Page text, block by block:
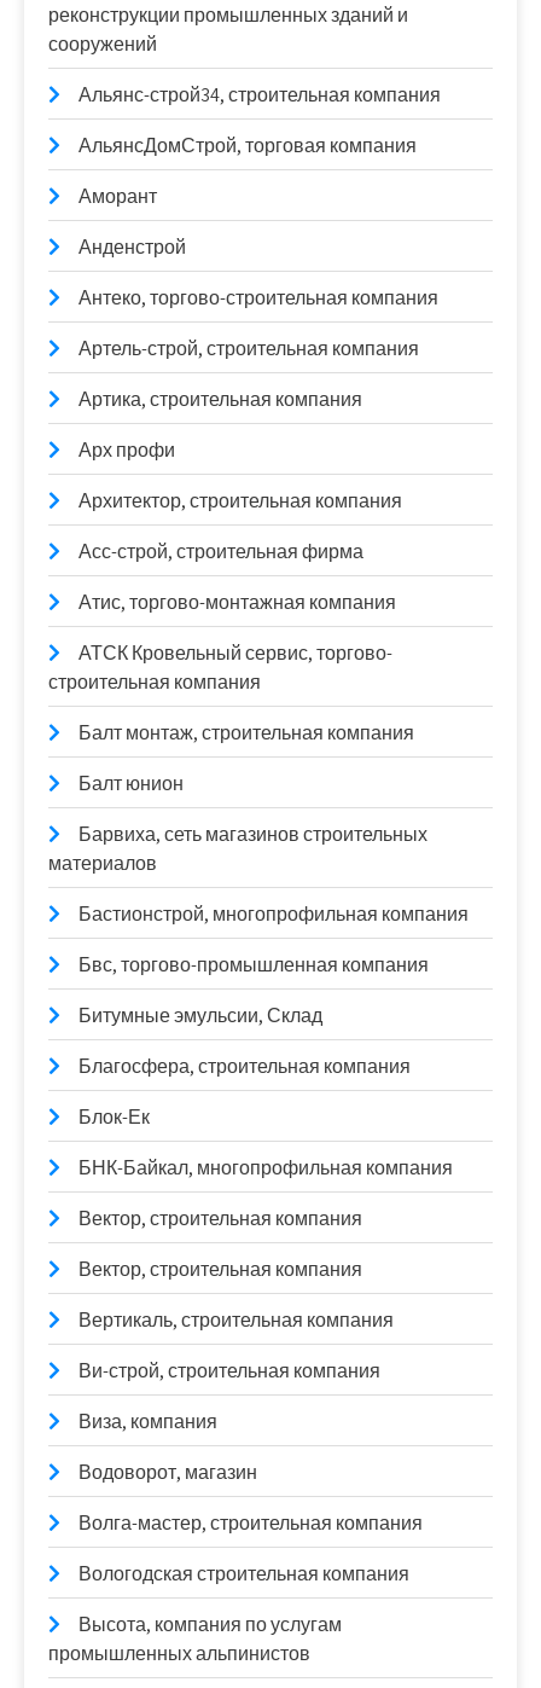
реконструкции промышленных зданий и
сооружений
Альянс-строй34, строительная компания
АльянсДомСтрой, торговая компания
Аморант
Анденстрой
Антеко, торгово-строительная компания
Артель-строй, строительная компания
Артика, строительная компания
Арх профи
Архитектор, строительная компания
Асс-строй, строительная фирма
Атис, торгово-монтажная компания
АТСК Кровельный сервис, торгово-
строительная компания
Балт монтаж, строительная компания
Балт юнион
Барвиха, сеть магазинов строительных
материалов
Бастионстрой, многопрофильная компания
Бвс, торгово-промышленная компания
Битумные эмульсии, Склад
Благосфера, строительная компания
Блок-Ек
БНК-Байкал, многопрофильная компания
Вектор, строительная компания
Вектор, строительная компания
Вертикаль, строительная компания
Ви-строй, строительная компания
Виза, компания
Водоворот, магазин
Волга-мастер, строительная компания
Вологодская строительная компания
Высота, компания по услугам
промышленных альпинистов